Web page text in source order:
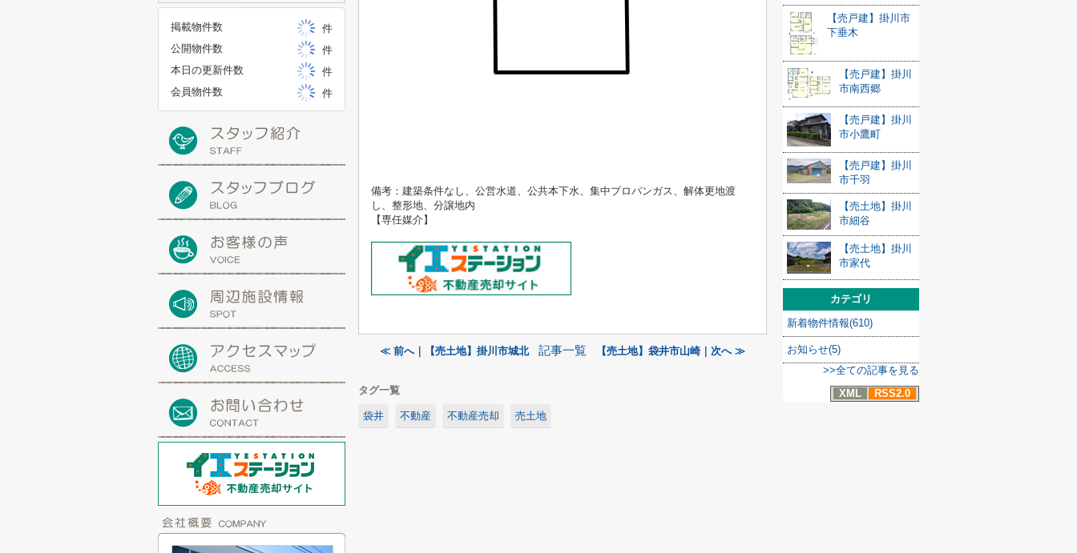
備考： 建築条件なし、公営水道、公共本下水、集中プロパンガス、解体更地渡
し、整形地、分譲地内
【専任媒介】
≪ 前へ｜【売土地】掛川市城北 記事一覧 【売土地】袋井市山崎｜次へ ≫
タグ一覧
袋井 不動産 不動産売却 売土地
【売戸建】掛川市
下垂木
【売戸建】掛川
市南西郷
【売戸建】掛川
市小鷹町
【売戸建】掛川
市千羽
【売土地】掛川
市細谷
【売土地】掛川
市家代
カテゴリ
新着物件情報(610)
お知らせ(5)
>>全ての記事を見る
XML
RSS2.0
掲載物件数
件
公開物件数
件
本日の更新件数
件
会員物件数
件